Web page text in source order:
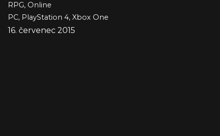
RPG, Online
PC, PlayStation 4, Xbox One
16. červenec 2015